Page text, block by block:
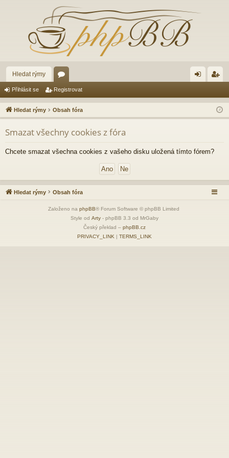
Hledat rýmy
ór
a lá
sit
ist
ro
Přihlásit se Registrovat
Hledat rýmy Obsah fóra
Smazat všechny cookies z fóra
Chcete smazat všechna cookies z vašeho disku uložená tímto fórem?
Hledat rýmy Obsah fóra
Založeno na phpBB® Forum Software © phpBB Limited
Style od Arty - phpBB 3.3 od MrGaby
Český překlad – phpBB.cz
PRIVACY_LINK | TERMS_LINK